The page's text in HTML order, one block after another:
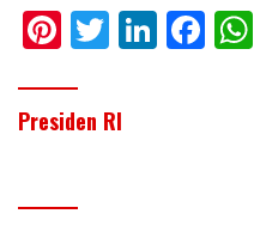
Pi
er
e
T
itt
er
Li F
Presiden RI